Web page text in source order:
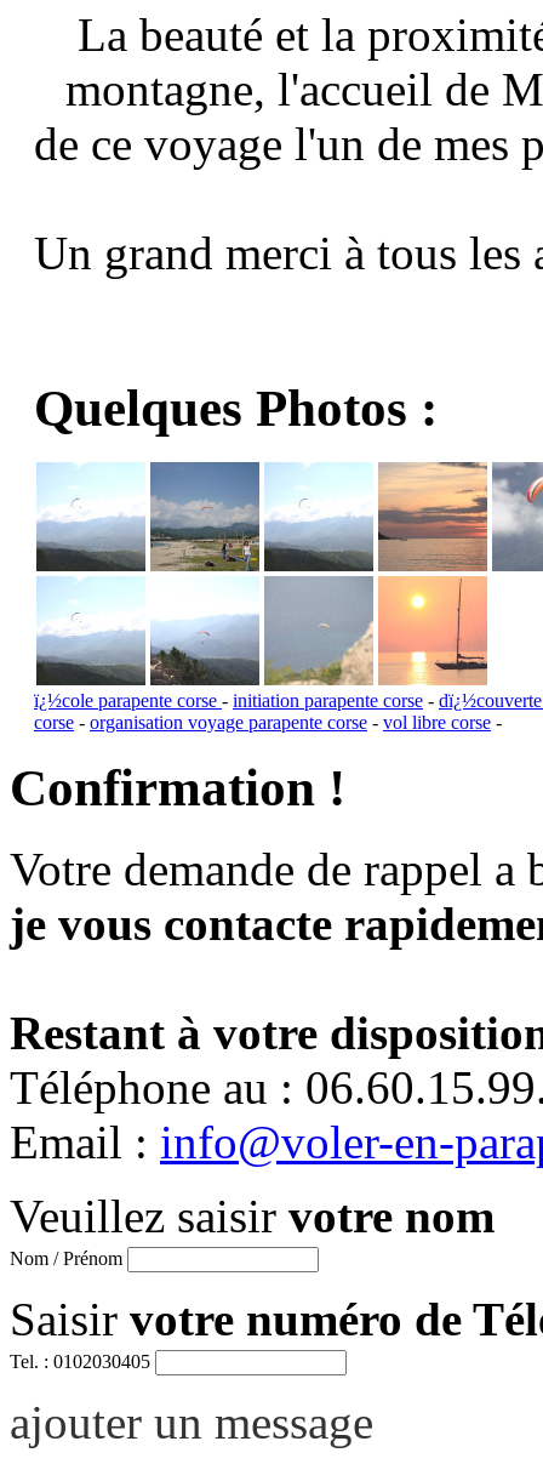
La beauté et la
montagne, l'accueil de
de ce voyage l'un de mes
Un grand merci à tous
Quelques Photos :
ï¿½cole parapente corse - initiation parapente corse - dï¿½couverte
corse - organisation voyage parapente corse - vol libre corse -
Confirmation !
Votre demande de rappel a
je vous contacte
Restant à votre
Téléphone au :
Email : info@voler-en-
Veuillez saisir votre nom
Nom / Prénom
Saisir votre numéro de
Tel. : 0102030405
ajouter un message